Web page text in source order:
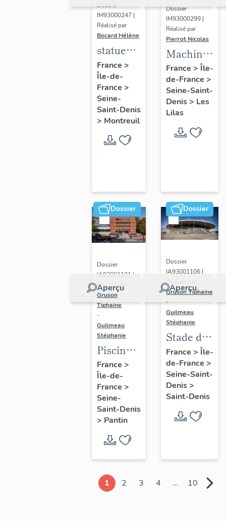
Dossier
IM93000247 |
Réalisé par
Bocard Hélène
statues
colossales
: le
discobole,
le
tennisman
France >
Île-de-
France >
Seine-
Saint-Denis
> Montreuil
Dossier
IM93000299 |
Réalisé par
Pierrot Nicolas
Machine
à
déchiqueter
et à
épurer
France > Île-
de-France >
Seine-Saint-
Denis> Les
Lilas
Dossier
Aperçu
Dossier
IA93001101 |
Réalisé par
Gruson
Tiphaine
-
Guilmeau
Stéphanie
Piscine
Leclerc,
actuellement
piscine
Alice-
Milliat
France >
Île-de-
France >
Seine-
Saint-Denis
> Pantin
Dossier
Aperçu
Dossier
IA93001106 |
Réalisé par
Gruson Tiphaine
-
Guilmeau
Stéphanie
Stade de
France
France > Île-
de-France >
Seine-Saint-
Denis>
Saint-Denis
1 2 3 4 ... 10